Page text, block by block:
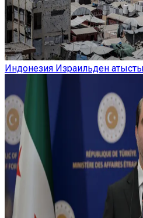
Индонезия Израильден атысты